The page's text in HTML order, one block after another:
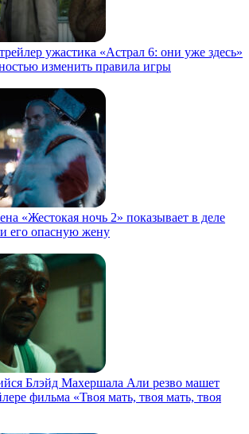
ужастика «Астрал 6: они уже здесь»
изменить правила игры
«Жестокая ночь 2» показывает в деле
его опасную жену
Блэйд Махершала Али резво машет
фильма «Твоя мать, твоя мать, твоя